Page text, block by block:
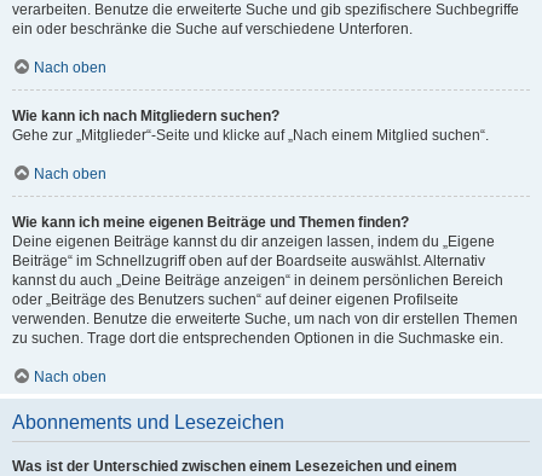
verarbeiten. Benutze die erweiterte Suche und gib spezifischere Suchbegriffe
ein oder beschränke die Suche auf verschiedene Unterforen.
Nach oben
Wie kann ich nach Mitgliedern suchen?
Gehe zur „Mitglieder“-Seite und klicke auf „Nach einem Mitglied suchen“.
Nach oben
Wie kann ich meine eigenen Beiträge und Themen finden?
Deine eigenen Beiträge kannst du dir anzeigen lassen, indem du „Eigene
Beiträge“ im Schnellzugriff oben auf der Boardseite auswählst. Alternativ
kannst du auch „Deine Beiträge anzeigen“ in deinem persönlichen Bereich
oder „Beiträge des Benutzers suchen“ auf deiner eigenen Profilseite
verwenden. Benutze die erweiterte Suche, um nach von dir erstellen Themen
zu suchen. Trage dort die entsprechenden Optionen in die Suchmaske ein.
Nach oben
Abonnements und Lesezeichen
Was ist der Unterschied zwischen einem Lesezeichen und einem